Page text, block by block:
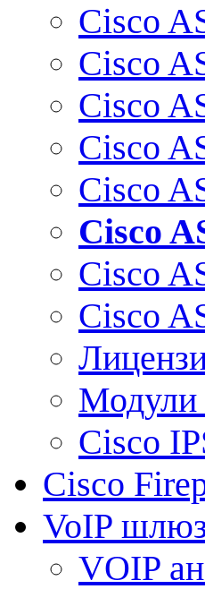
Cisco
Cisco
Cisco
Cisco
Cisco
Cisco
Cisco
Cisco
Модули
Cisco
Cisco
VoIP
VOIP